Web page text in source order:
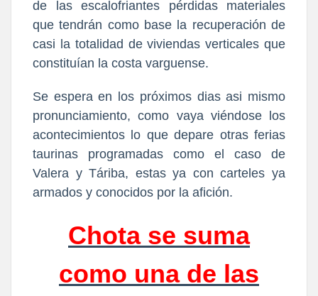
de las escalofriantes pérdidas materiales
que tendrán como base la recuperación de
casi la totalidad de viviendas verticales que
constituían la costa varguense.
Se espera en los próximos dias asi mismo
pronunciamiento, como vaya viéndose los
acontecimientos lo que depare otras ferias
taurinas programadas como el caso de
Valera y Táriba, estas ya con carteles ya
armados y conocidos por la afición.
Chota se suma
como una de las